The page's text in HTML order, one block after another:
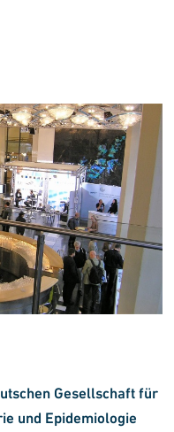
Gesellschaft für
und Epidemiologie